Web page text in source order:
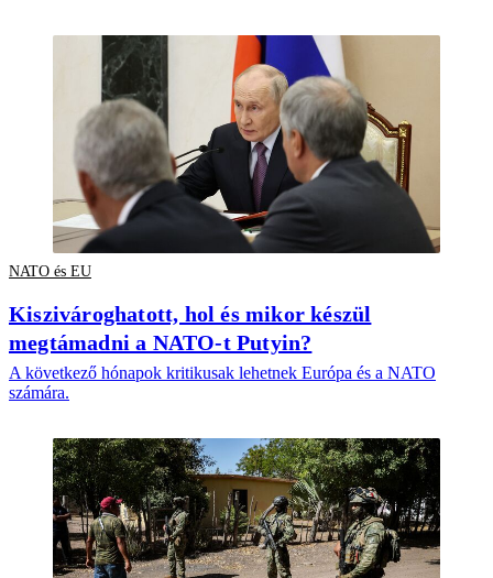
NATO és EU
Kiszivároghatott, hol és mikor készül
megtámadni a NATO-t Putyin?
A következő hónapok kritikusak lehetnek Európa és a NATO
számára.